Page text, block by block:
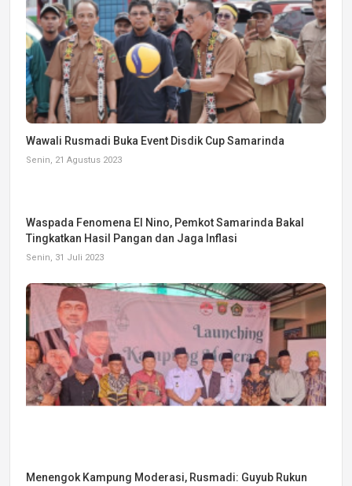
Wawali Rusmadi Buka Event Disdik Cup Samarinda
Senin, 21 Agustus 2023
Waspada Fenomena El Nino, Pemkot Samarinda Bakal
Tingkatkan Hasil Pangan dan Jaga Inflasi